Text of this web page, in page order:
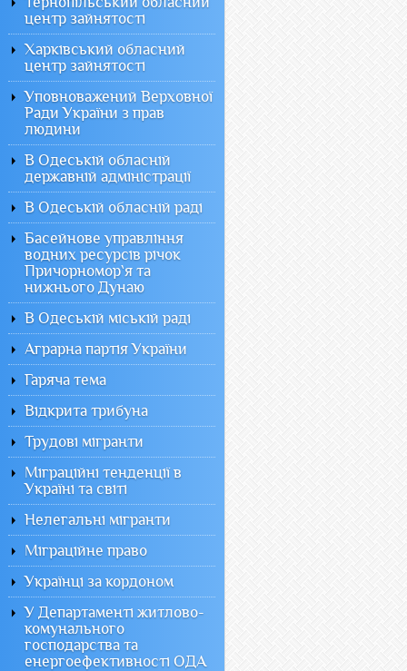
центр зайнятості
Харківський обласний
центр зайнятості
Уповноважений Верховної
Ради України з прав
людини
В Одеській обласній
державній адміністрації
В Одеській обласній раді
Басейнове управління
водних ресурсів річок
Причорномор`я та
нижнього Дунаю
В Одеській міській раді
Аграрна партія України
Гаряча тема
Відкрита трибуна
Трудові мігранти
Міграційні тенденції в
Україні та світі
Нелегальні мігранти
Міграційне право
Українці за кордоном
У Департаменті житлово-
комунального
господарства та
енергоефективності ОДА